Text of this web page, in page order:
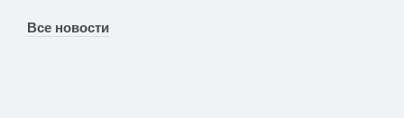
Все новости